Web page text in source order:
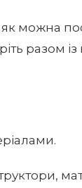
можна
разом